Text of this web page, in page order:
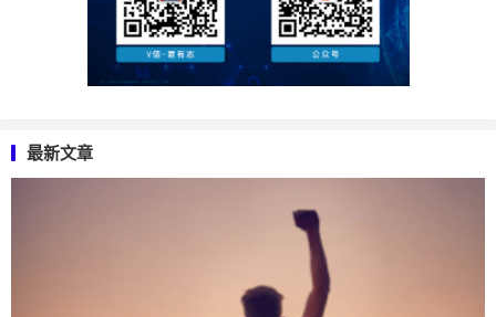
最新文章